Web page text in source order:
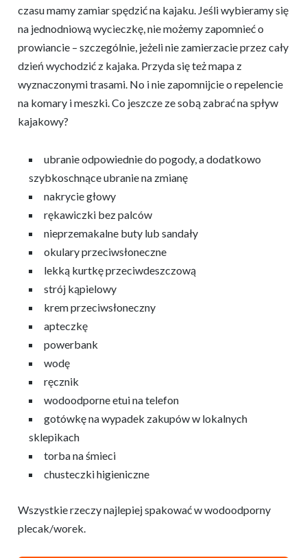
czasu mamy zamiar spędzić na kajaku. Jeśli wybieramy się
na jednodniową wycieczkę, nie możemy zapomnieć o
prowiancie – szczególnie, jeżeli nie zamierzacie przez cały
dzień wychodzić z kajaka. Przyda się też mapa z
wyznaczonymi trasami. No i nie zapomnijcie o repelencie
na komary i meszki. Co jeszcze ze sobą zabrać na spływ
kajakowy?
ubranie odpowiednie do pogody, a dodatkowo
szybkoschnące ubranie na zmianę
nakrycie głowy
rękawiczki bez palców
nieprzemakalne buty lub sandały
okulary przeciwsłoneczne
lekką kurtkę przeciwdeszczową
strój kąpielowy
krem przeciwsłoneczny
apteczkę
powerbank
wodę
ręcznik
wodoodporne etui na telefon
gotówkę na wypadek zakupów w lokalnych
sklepikach
torba na śmieci
chusteczki higieniczne
Wszystkie rzeczy najlepiej spakować w wodoodporny
plecak/worek.